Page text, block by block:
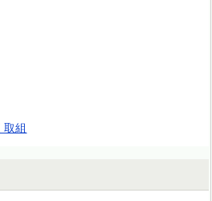
取組